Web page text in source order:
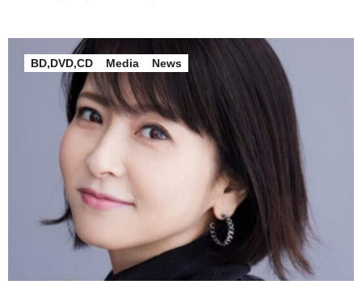
BD,DVD,CD Media News